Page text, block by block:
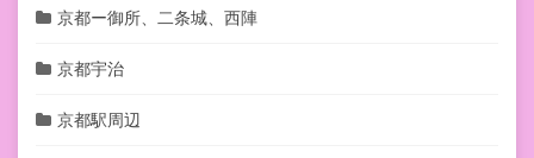
京都ー御所、二条城、西陣
京都宇治
京都駅周辺